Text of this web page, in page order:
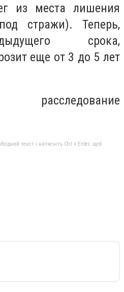
из места лишения
стражи). Теперь,
срока,
еще от 3 до 5 лет
текст і натисніть Ctrl + Enter, щоб